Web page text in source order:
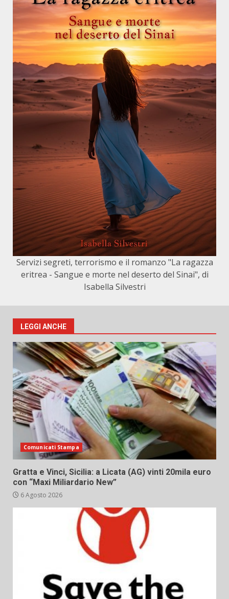
Servizi segreti, terrorismo e il romanzo "La ragazza
eritrea - Sangue e morte nel deserto del Sinai", di
Isabella Silvestri
LEGGI ANCHE
Comunicati Stampa
Gratta e Vinci, Sicilia: a Licata (AG) vinti 20mila euro
con “Maxi Miliardario New”
6 Agosto 2026